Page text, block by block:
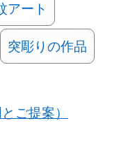
アート
突彫りの作品
ご提案）